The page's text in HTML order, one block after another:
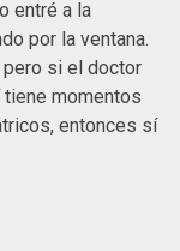
entré a la
por la ventana.
pero si el doctor
momentos
entonces sí